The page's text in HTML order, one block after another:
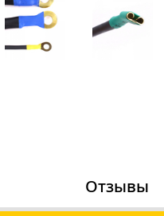
Отзывы